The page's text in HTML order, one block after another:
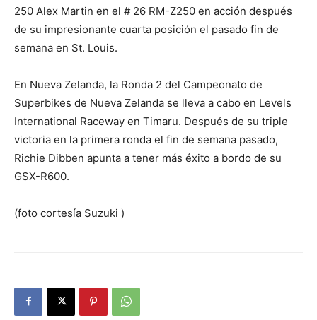
250 Alex Martin en el # 26 RM-Z250 en acción después
de su impresionante cuarta posición el pasado fin de
semana en St. Louis.
En Nueva Zelanda, la Ronda 2 del Campeonato de
Superbikes de Nueva Zelanda se lleva a cabo en Levels
International Raceway en Timaru. Después de su triple
victoria en la primera ronda el fin de semana pasado,
Richie Dibben apunta a tener más éxito a bordo de su
GSX-R600.
(foto cortesía Suzuki )